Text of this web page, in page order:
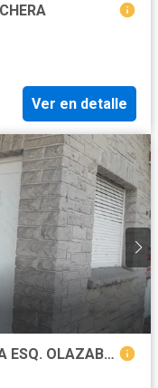
Ver en detalle
VENTA CHALET 3 AMB. RIVADAVIA ESQ. OLAZABAL